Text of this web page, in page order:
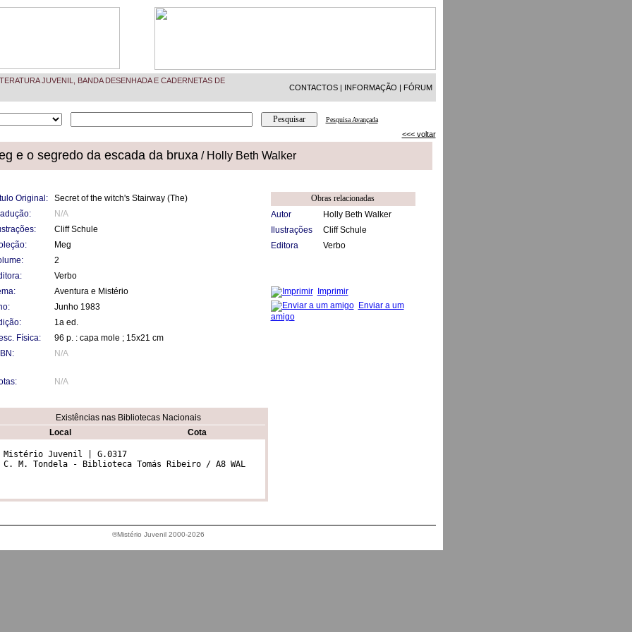
JUVENIL, BANDA DESENHADA E CADERNETAS DE
CONTACTOS | INFORMAÇÃO | FÓRUM
Pesquisa Avançada
<<< voltar
e o segredo da escada da bruxa/ Holly Beth Walker
Original:
Secret of the witch's Stairway (The)
N/A
Cliff Schule
Meg
2
Verbo
Aventura e Mistério
Junho 1983
1a ed.
Física:
96 p. : capa mole ; 15x21 cm
N/A
N/A
Existências nas Bibliotecas Nacionais
Local
Cota
Mistério Juvenil | G.0317
C. M. Tondela - Biblioteca Tomás Ribeiro / A8 WAL
Obras relacionadas
Autor
Holly Beth Walker
Ilustrações
Cliff Schule
Editora
Verbo
Imprimir
Enviar a um
amigo
®Mistério Juvenil 2000-2026